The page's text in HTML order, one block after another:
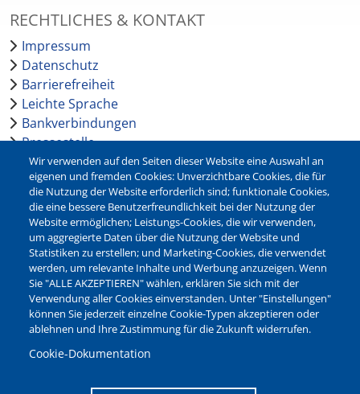
RECHTLICHES & KONTAKT
Impressum
Datenschutz
Barrierefreiheit
Leichte Sprache
Bankverbindungen
Pressestelle
Kontakt
NEWSLETTER
Jetzt die verschiedenen Newsletter der Stadt Waltrop
abonnieren:
Newsletter verwalten
Wir verwenden auf den Seiten dieser Website eine Auswahl an
eigenen und fremden Cookies: Unverzichtbare Cookies, die für
die Nutzung der Website erforderlich sind; funktionale Cookies,
die eine bessere Benutzerfreundlichkeit bei der Nutzung der
Website ermöglichen; Leistungs-Cookies, die wir verwenden,
um aggregierte Daten über die Nutzung der Website und
Statistiken zu erstellen; und Marketing-Cookies, die verwendet
werden, um relevante Inhalte und Werbung anzuzeigen. Wenn
Sie "ALLE AKZEPTIEREN" wählen, erklären Sie sich mit der
Verwendung aller Cookies einverstanden. Unter "Einstellungen"
können Sie jederzeit einzelne Cookie-Typen akzeptieren oder
ablehnen und Ihre Zustimmung für die Zukunft widerrufen.
Cookie-Dokumentation